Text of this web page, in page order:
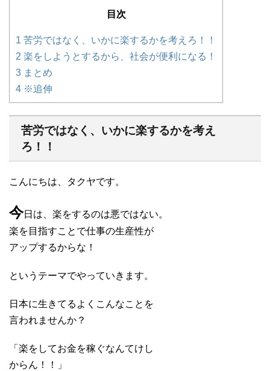
目次
1 苦労ではなく、いかに楽するかを考えろ！！
2 楽をしようとするから、社会が便利になる！
3 まとめ
4 ※追伸
苦労ではなく、いかに楽するかを考え
ろ！！
こんにちは、タクヤです。
今日は、楽をするのは悪ではない。
楽を目指すことで仕事の生産性が
アップするからな！
というテーマでやっていきます。
日本に生きてるよくこんなことを
言われませんか？
「楽をしてお金を稼ぐなんてけし
からん！！」